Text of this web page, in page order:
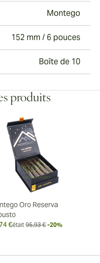
Montego
152 mm / 6 pouces
Boîte de 10
produits
Oro Reserva
€était 95,93 € -20%